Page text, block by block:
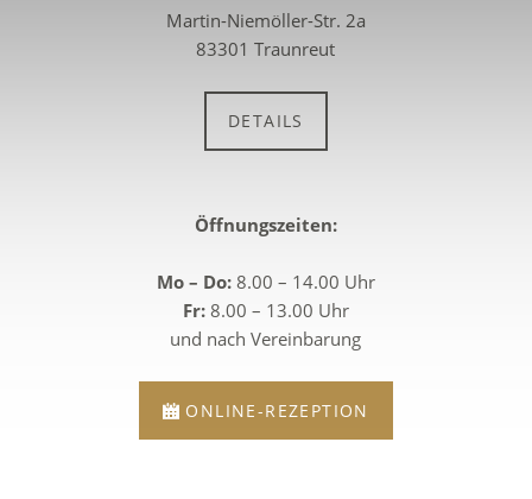
Martin-Niemöller-Str. 2a
83301 Traunreut
DETAILS
Öffnungszeiten:
Mo – Do:8.00 – 14.00 Uhr
Fr:8.00 – 13.00 Uhr
und nach Vereinbarung
ONLINE-REZEPTION